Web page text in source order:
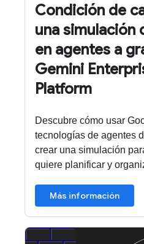
Condición de
una simulación
en agentes a
Gemini
Platform
Descubre cómo usar
tecnologías de agentes
crear una simulación
quiere planificar y
Más información